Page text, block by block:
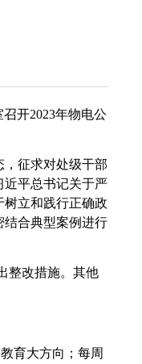
开2023年物电公
征求对处级干部
近平总书记关于严
立和践行正确政
结合典型案例进行
整改措施。其他
育大方向；每周